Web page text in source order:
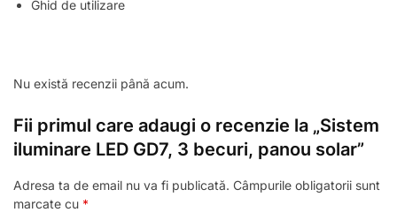
Ghid de utilizare
Nu există recenzii până acum.
Fii primul care adaugi o recenzie la „Sistem
iluminare LED GD7, 3 becuri, panou solar”
Adresa ta de email nu va fi publicată. Câmpurile obligatorii sunt
marcate cu *